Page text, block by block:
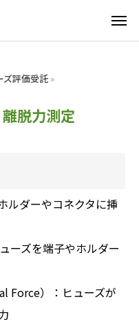
ズ評価受託»
脱力測定
ルダーやコネクタに挿
ーズを端子やホルダー
Force）：ヒューズが